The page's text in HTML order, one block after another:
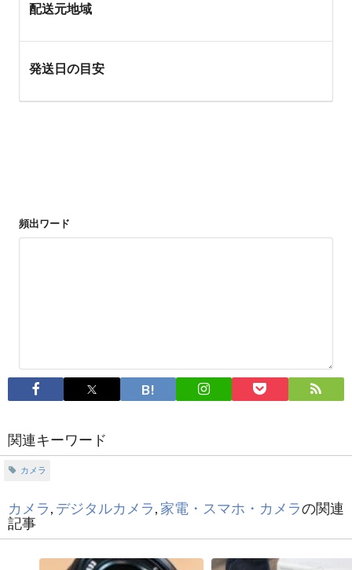
配送元地域
発送日の目安
頻出ワード
関連キーワード
カメラ
カメラ, デジタルカメラ, 家電・スマホ・カメラの関連
記事